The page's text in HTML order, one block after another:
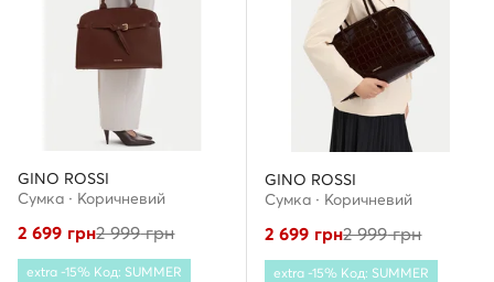
GINO ROSSI
Сумка · Коричневий
2 699 грн2 999грн
extra -15% Код: SUMMER
GINO ROSSI
Сумка · Коричневий
2 699 грн2 999грн
extra -15% Код: SUMMER